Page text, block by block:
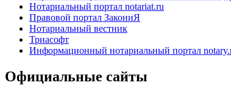
Нотариальный портал notariat.ru
Правовой портал ЗакониЯ
Нотариальный вестник
Триасофт
Информационный нотариальный портал
Официальные сайты